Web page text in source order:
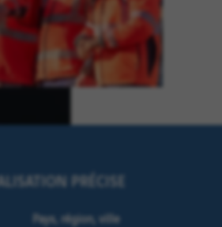
PRÉCISE
Pays, région, ville